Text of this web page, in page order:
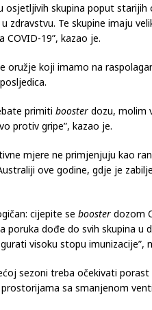
osjetljivih skupina poput
zdravstvu. Te skupine imaju
19”, kazao je.
oružje koji imamo na
primiti booster dozu, molim
protiv gripe”, kazao je.
mjere ne primjenjuju kao
ove godine, gdje je
cijepite se booster dozom
poruka dođe do svih skupina u
visoku stopu imunizacije”,
sezoni treba očekivati
sa smanjenom